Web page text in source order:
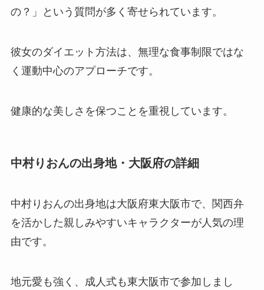
の？」という質問が多く寄せられています。
彼女のダイエット方法は、無理な食事制限ではな
く運動中心のアプローチです。
健康的な美しさを保つことを重視しています。
中村りおんの出身地・大阪府の詳細
中村りおんの出身地は大阪府東大阪市で、関西弁
を活かした親しみやすいキャラクターが人気の理
由です。
地元愛も強く、成人式も東大阪市で参加しまし